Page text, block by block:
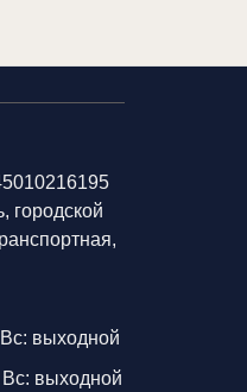
городской
выходной
выходной